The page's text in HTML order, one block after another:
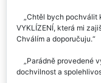
Chtěl bych pochválit
VYKLÍZENÍ, která mi
Chválím a doporučuju.
Parádně provedené
dochvilnost a